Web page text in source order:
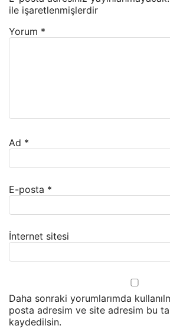
ile işaretlenmişlerdir
Yorum *
Ad *
E-posta *
İnternet sitesi
Daha sonraki yorumlarımda
posta adresim ve site adresim bu
kaydedilsin.